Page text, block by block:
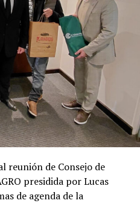
reunión de Consejo de
presidida por Lucas
de agenda de la